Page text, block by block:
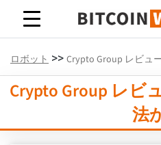
ビットコ
ロボット >> Crypto Group レビュ
Crypto Group レビ
法